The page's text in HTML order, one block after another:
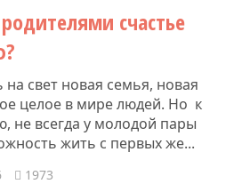
счастье
на свет новая семья, новая
целое в мире людей. Но к
не всегда у молодой пары
жить с первых же...
1973